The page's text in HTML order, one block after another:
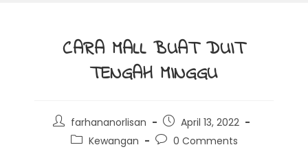
CARA MALL BUAT DUIT
TENGAH MINGGU
farhananorlisan
April 13, 2022
Kewangan
0 Comments